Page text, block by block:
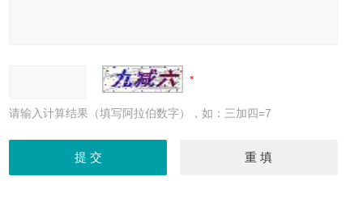
请输入计算结果（填写阿拉伯数字），如：三加四=7